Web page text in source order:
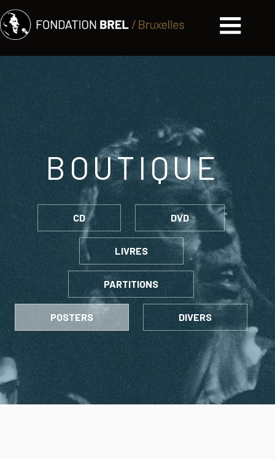
BOUTIQUE
CD DVD
LIVRES
PARTITIONS
POSTERS DIVERS